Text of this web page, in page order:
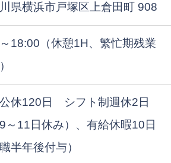
県横浜市戸塚区上倉田町 908
18:00（休憩1H、繁忙期残業
休120日 シフト制週休2日
9～11日休み）、有給休暇10日
職半年後付与）